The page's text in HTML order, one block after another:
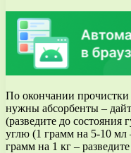
По окончании
нужны абсорбенты –
(разведите до состояния
углю (1 грамм на 5-10 мл
грамм на 1 кг –